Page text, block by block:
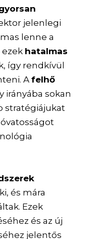
jelenlegi
lenne a
ezek hatalmas
így rendkívül
Afelhő
irányába sokan
stratégiájukat
és mára
Ezek
és az új
jelentős